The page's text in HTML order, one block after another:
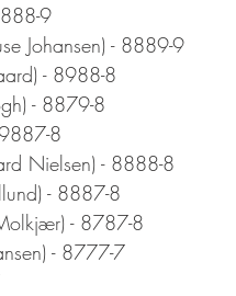
9
Johansen) - 8889-9
- 8988-8
- 8879-8
8
Nielsen) - 8888-8
- 8887-8
- 8787-8
- 8777-7